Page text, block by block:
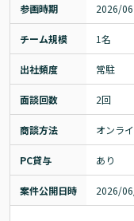
参画時期 2026/06
チーム規模 1名
出社頻度 常駐
面談回数 2回
商談方法 オンラ
PC貸与 あり
案件公開日時 2026/